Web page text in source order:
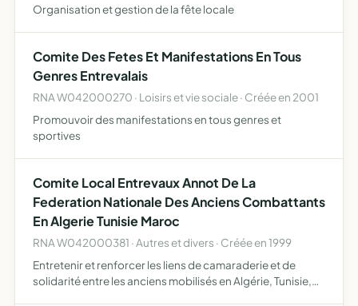
Organisation et gestion de la fête locale
Comite Des Fetes Et Manifestations En Tous
Genres Entrevalais
RNA W042000270 · Loisirs et vie sociale · Créée en 2001
Promouvoir des manifestations en tous genres et
sportives
Comite Local Entrevaux Annot De La
Federation Nationale Des Anciens Combattants
En Algerie Tunisie Maroc
RNA W042000381 · Autres et divers · Créée en 1999
Entretenir et renforcer les liens de camaraderie et de
solidarité entre les anciens mobilisés en Algérie, Tunisie,